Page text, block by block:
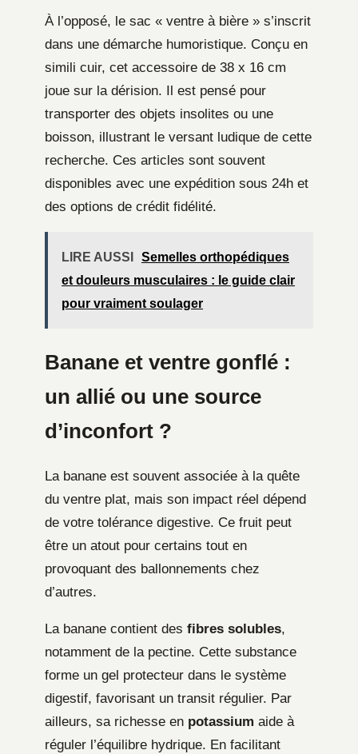
À l’opposé, le sac « ventre à bière » s’inscrit
dans une démarche humoristique. Conçu en
simili cuir, cet accessoire de 38 x 16 cm
joue sur la dérision. Il est pensé pour
transporter des objets insolites ou une
boisson, illustrant le versant ludique de cette
recherche. Ces articles sont souvent
disponibles avec une expédition sous 24h et
des options de crédit fidélité.
LIRE AUSSI
Semelles orthopédiques
et douleurs musculaires : le guide clair
pour vraiment soulager
Banane et ventre gonflé :
un allié ou une source
d’inconfort ?
La banane est souvent associée à la quête
du ventre plat, mais son impact réel dépend
de votre tolérance digestive. Ce fruit peut
être un atout pour certains tout en
provoquant des ballonnements chez
d’autres.
La banane contient des fibres solubles,
notamment de la pectine. Cette substance
forme un gel protecteur dans le système
digestif, favorisant un transit régulier. Par
ailleurs, sa richesse en potassium aide à
réguler l’équilibre hydrique. En facilitant